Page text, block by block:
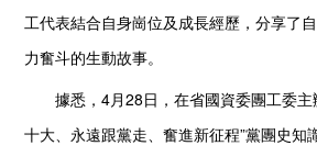
工代表結合自身崗位及成長經歷，分享了
力奮斗的生動故事。
據悉，4月28日，在省國資委團工委主
十大、永遠跟黨走、奮進新征程”黨團史知